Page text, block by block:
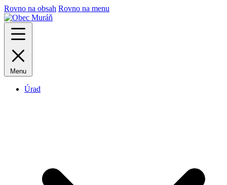
Rovno na obsah Rovno na menu
Menu
Úrad